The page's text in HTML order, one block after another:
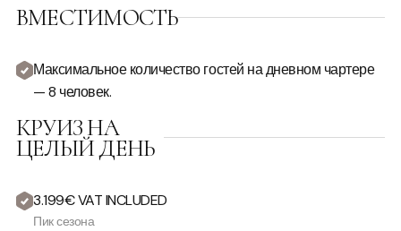
ВМЕСТИМОСТЬ
Максимальное количество гостей на дневном чартере
— 8 человек.
КРУИЗ НА
ЦЕЛЫЙ ДЕНЬ
3.199€ VAT INCLUDED
Пик сезона